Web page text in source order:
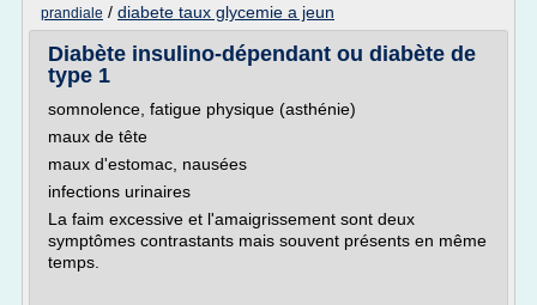
prandiale / diabete taux glycemie a jeun
Diabète insulino-dépendant ou diabète de
type 1
somnolence, fatigue physique (asthénie)
maux de tête
maux d'estomac, nausées
infections urinaires
La faim excessive et l'amaigrissement sont deux
symptômes contrastants mais souvent présents en même
temps.